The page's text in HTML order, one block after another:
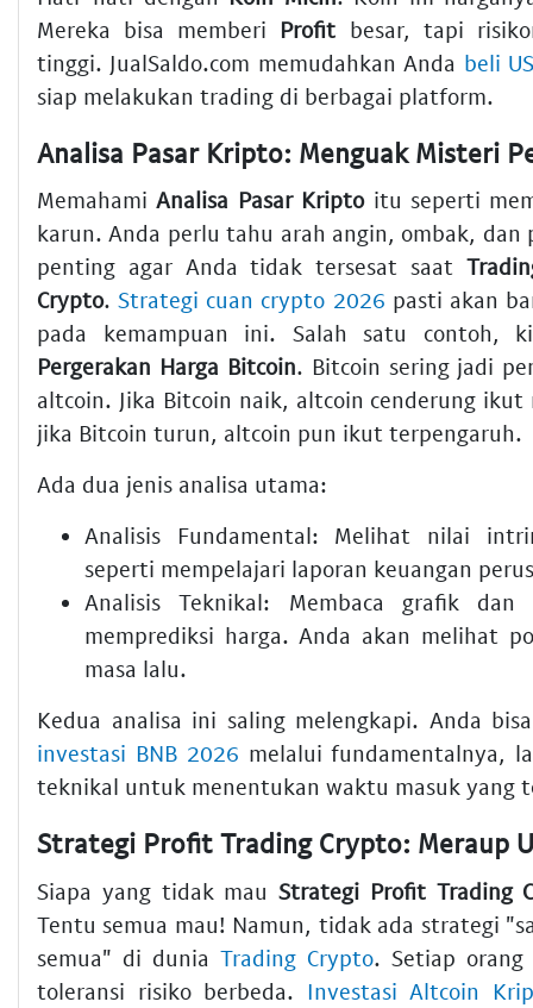
Mereka bisa memberi Profit besar, tapi
tinggi. JualSaldo.com memudahkan Anda beli
siap melakukan trading di berbagai platform.
MemahamiAnalisa Pasar Kriptoitu seperti
karun. Anda perlu tahu arah angin, ombak, dan
penting agar Anda tidak tersesat saat
Crypto.Strategi cuan crypto 2026 pasti akan
pada kemampuan ini. Salah satu contoh,
Pergerakan Harga Bitcoin. Bitcoin sering jadi
altcoin. Jika Bitcoin naik, altcoin cenderung ikut
jika Bitcoin turun, altcoin pun ikut terpengaruh.
Ada dua jenis analisa utama:
Analisis Fundamental: Melihat nilai
seperti mempelajari laporan keuangan
Analisis Teknikal: Membaca grafik
memprediksi harga. Anda akan melihat
masa lalu.
Kedua analisa ini saling melengkapi. Anda
investasi BNB 2026 melalui fundamentalnya,
teknikal untuk menentukan waktu masuk yang
Siapa yang tidak mauStrategi Profit Trading
Tentu semua mau! Namun, tidak ada strategi
semua" di dunia Trading Crypto. Setiap
toleransi risiko berbeda. Investasi Altcoin